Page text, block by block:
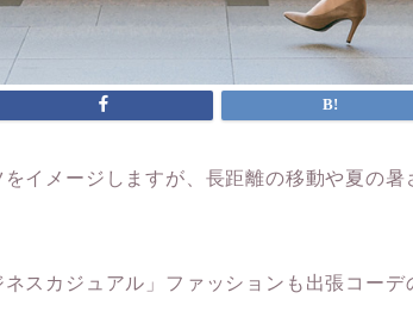
イメージしますが、長距離の移動や夏の
スカジュアル」ファッションも出張コーデ